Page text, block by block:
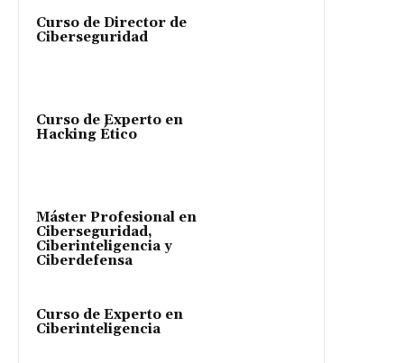
Curso de Director de
Ciberseguridad
Curso de Experto en
Hacking Ético
Máster Profesional en
Ciberseguridad,
Ciberinteligencia y
Ciberdefensa
Curso de Experto en
Ciberinteligencia